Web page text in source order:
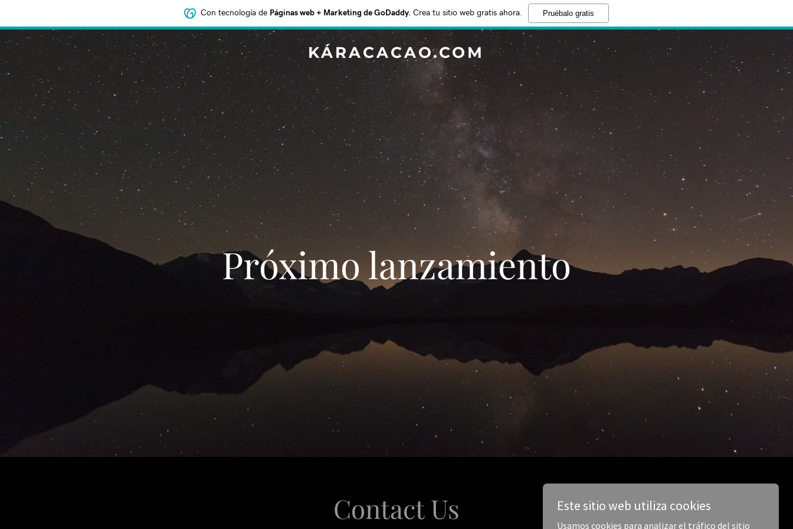
Con tecnología de Páginas web + Marketing de GoDaddy. Crea tu sitio web gratis ahora. Pruébalo gratis
KÁRACACAO.COM
‌‌Próximo lanzamiento
Contact Us Este sitio web utiliza cookies
Usamos cookies para analizar el tráfico del sitio